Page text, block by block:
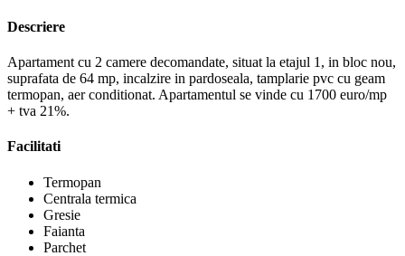
Descriere
Apartament cu 2 camere decomandate, situat la etajul 1, in bloc nou,
suprafata de 64 mp, incalzire in pardoseala, tamplarie pvc cu geam
termopan, aer conditionat. Apartamentul se vinde cu 1700 euro/mp
+ tva 21%.
Facilitati
Termopan
Centrala termica
Gresie
Faianta
Parchet